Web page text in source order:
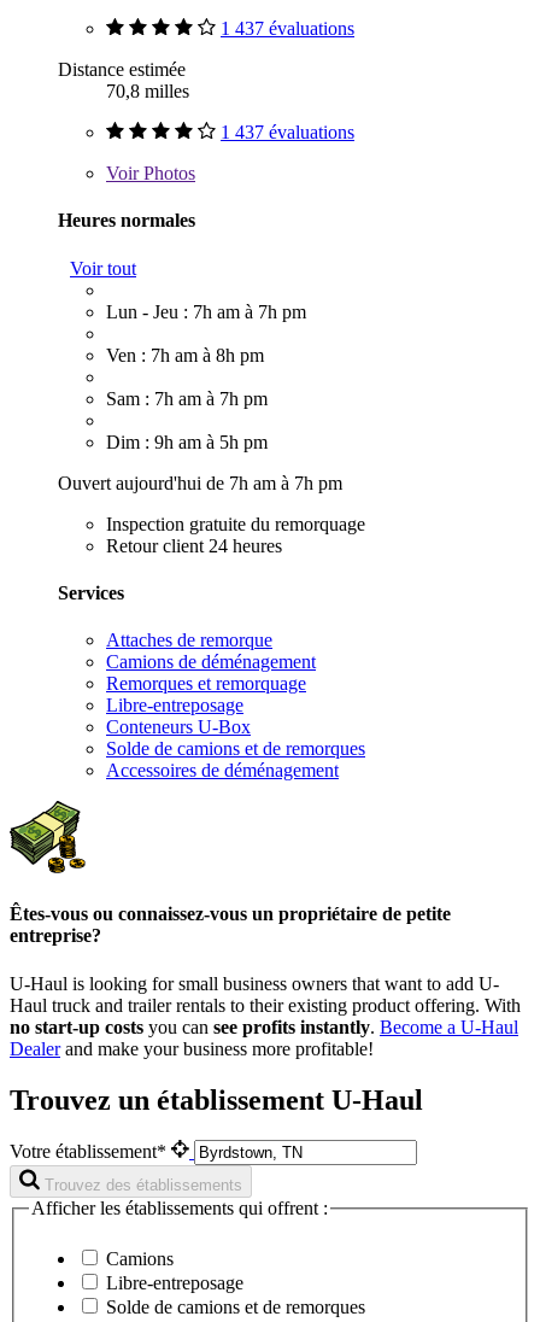
1 437 évaluations
Distance estimée
70,8 milles
1 437 évaluations
VoirPhotos
Heures normales
Voir tout
Lun - Jeu : 7h am à 7h pm
Ven : 7h am à 8h pm
Sam : 7h am à 7h pm
Dim : 9h am à 5h pm
Ouvert aujourd'hui de 7h am à 7h pm
Inspection gratuite du remorquage
Retour client 24 heures
Services
Attaches de remorque
Camions de déménagement
Remorques et remorquage
Libre-entreposage
Conteneurs U-Box
Solde de camions et de remorques
Accessoires de déménagement
Êtes-vous ou connaissez-vous un propriétaire de petite
entreprise?
U-Haul is looking for small business owners that want to add U-
Haul truck and trailer rentals to their existing product offering. With
no start-up costs you can see profits instantly. Become a U-Haul
Dealerand make your business more profitable!
Trouvez un établissement U-Haul
Votre établissement*
Trouvez des établissements
Afficher les établissements qui offrent :
Camions
Libre-entreposage
Solde de camions et de remorques